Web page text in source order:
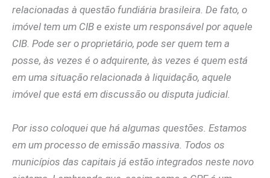
relacionadas à questão fundiária brasileira. De fato, o
imóvel tem um CIB e existe um responsável por aquele
CIB. Pode ser o proprietário, pode ser quem tem a
posse, às vezes é o adquirente, às vezes é quem está
em uma situação relacionada à liquidação, aquele
imóvel que está em discussão ou disputa judicial.
Por isso coloquei que há algumas questões. Estamos
em um processo de emissão massiva. Todos os
municípios das capitais já estão integrados neste novo